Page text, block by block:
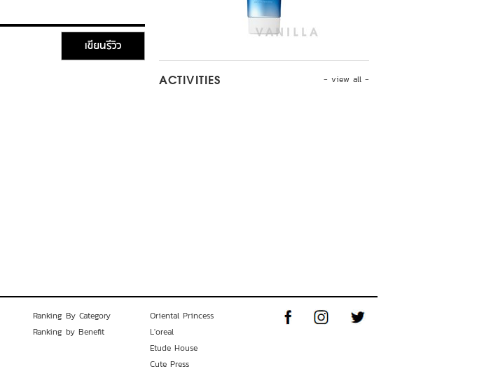
เขียนรีวิว
- view all -
ACTIVITIES
Ranking By Category
Ranking by Benefit
Oriental Princess
L'oreal
Etude House
Cute Press